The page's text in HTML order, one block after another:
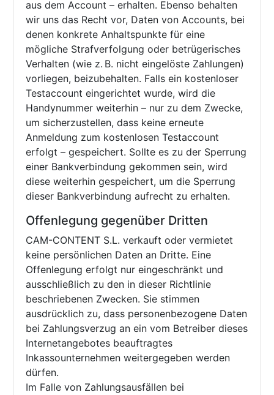
aus dem Account – erhalten. Ebenso behalten
wir uns das Recht vor, Daten von Accounts, bei
denen konkrete Anhaltspunkte für eine
mögliche Strafverfolgung oder betrügerisches
Verhalten (wie z. B. nicht eingelöste Zahlungen)
vorliegen, beizubehalten. Falls ein kostenloser
Testaccount eingerichtet wurde, wird die
Handynummer weiterhin – nur zu dem Zwecke,
um sicherzustellen, dass keine erneute
Anmeldung zum kostenlosen Testaccount
erfolgt – gespeichert. Sollte es zu der Sperrung
einer Bankverbindung gekommen sein, wird
diese weiterhin gespeichert, um die Sperrung
dieser Bankverbindung aufrecht zu erhalten.
Offenlegung gegenüber Dritten
CAM-CONTENT S.L. verkauft oder vermietet
keine persönlichen Daten an Dritte. Eine
Offenlegung erfolgt nur eingeschränkt und
ausschließlich zu den in dieser Richtlinie
beschriebenen Zwecken. Sie stimmen
ausdrücklich zu, dass personenbezogene Daten
bei Zahlungsverzug an ein vom Betreiber dieses
Internetangebotes beauftragtes
Inkassounternehmen weitergegeben werden
dürfen.
Im Falle von Zahlungsausfällen bei